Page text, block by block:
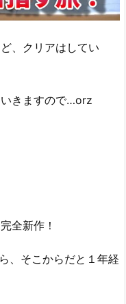
、クリアはしてい
きますので…orz
全新作！
、そこからだと１年経